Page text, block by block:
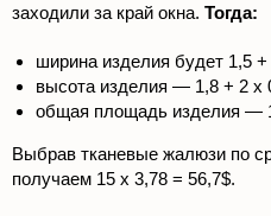
заходили за край окна. Тогда:
ширина изделия будет 1,5
высота изделия — 1,8 + 2 х
общая площадь изделия —
Выбрав тканевые жалюзи по
получаем 15 х 3,78 = 56,7$.